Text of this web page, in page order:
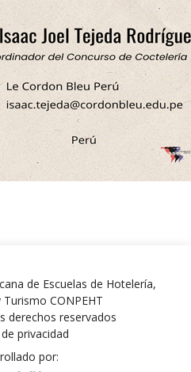
de Escuelas de Hotelería,
CONPEHT
derechos reservados
privacidad
por: